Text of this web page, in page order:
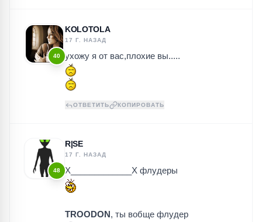
40
KOLOTOLA
17 Г. НАЗАД
ухожу я от вас,плохие вы.....
ОТВЕТИТЬ КОПИРОВАТЬ
48
R|SE
17 Г. НАЗАД
Х_____________Х флудеры
TROODON, ты вобще флудер